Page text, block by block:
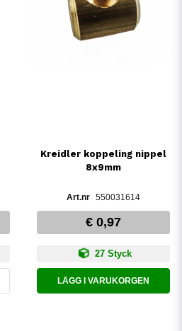
Kreidler koppeling nippel
8x9mm
550031614
€ 0,97
27 Styck
LÄGG I VARUKORGEN